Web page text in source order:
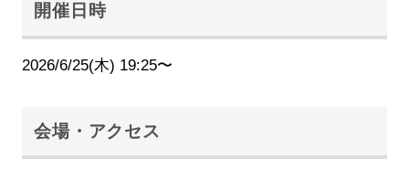
開催日時
2026/6/25(木) 19:25〜
会場・アクセス